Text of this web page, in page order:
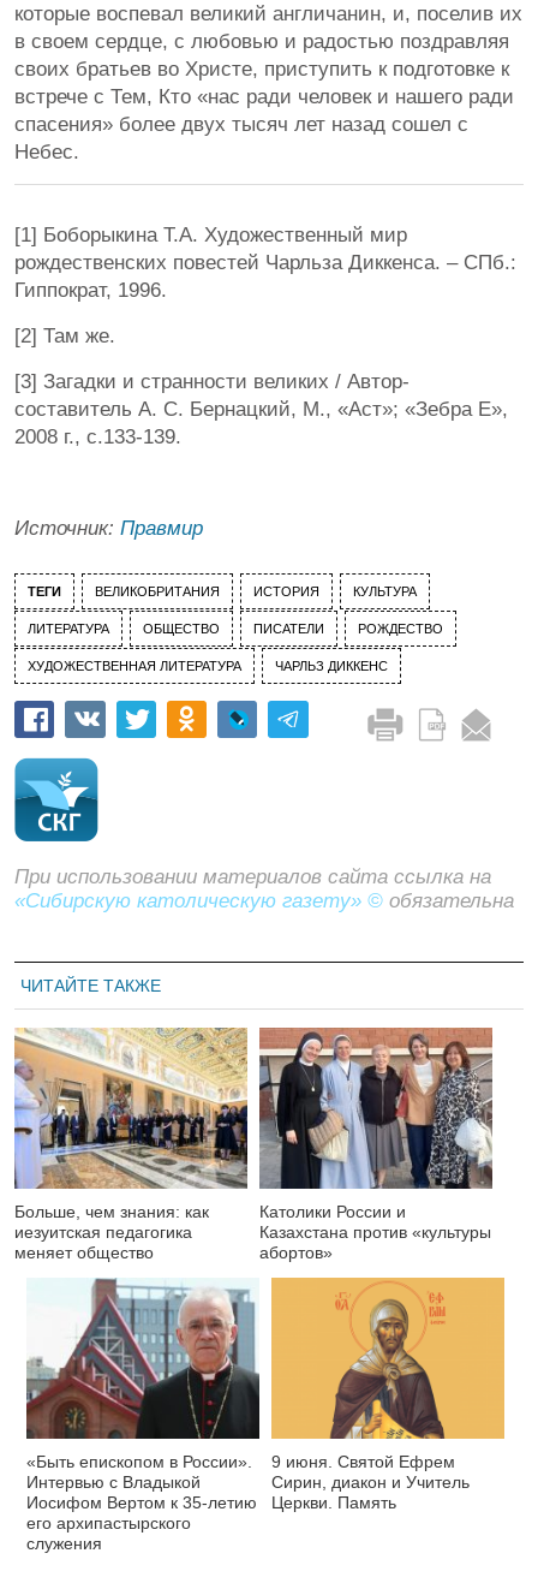
которые воспевал великий англичанин, и, поселив их
в своем сердце, с любовью и радостью поздравляя
своих братьев во Христе, приступить к подготовке к
встрече с Тем, Кто «нас ради человек и нашего ради
спасения» более двух тысяч лет назад сошел с
Небес.
[1] Боборыкина Т.А. Художественный мир
рождественских повестей Чарльза Диккенса. – СПб.:
Гиппократ, 1996.
[2] Там же.
[3] Загадки и странности великих / Автор-
составитель А. С. Бернацкий, М., «Аст»; «Зебра Е»,
2008 г., с.133-139.
Источник: Правмир
ТЕГИ ВЕЛИКОБРИТАНИЯ ИСТОРИЯ КУЛЬТУРА
ЛИТЕРАТУРА ОБЩЕСТВО ПИСАТЕЛИ РОЖДЕСТВО
ХУДОЖЕСТВЕННАЯ ЛИТЕРАТУРА ЧАРЛЬЗ ДИККЕНС
При использовании материалов сайта ссылка на
«Сибирскую католическую газету» © обязательна
ЧИТАЙТЕ ТАКЖЕ
Больше, чем знания: как
иезуитская педагогика
меняет общество
Католики России и
Казахстана против «культуры
абортов»
«Быть епископом в России».
Интервью с Владыкой
Иосифом Вертом к 35-летию
его архипастырского
служения
9 июня. Святой Ефрем
Сирин, диакон и Учитель
Церкви. Память